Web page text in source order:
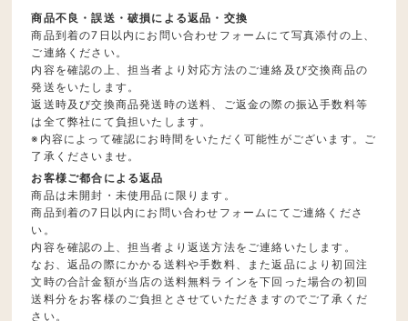
商品不良・誤送・破損による返品・交換
商品到着の7日以内にお問い合わせフォームにて写真添付の上、
ご連絡ください。
内容を確認の上、担当者より対応方法のご連絡及び交換商品の
発送をいたします。
返送時及び交換商品発送時の送料、ご返金の際の振込手数料等
は全て弊社にて負担いたします。
※内容によって確認にお時間をいただく可能性がございます。ご
了承くださいませ。
お客様ご都合による返品
商品は未開封・未使用品に限ります。
商品到着の7日以内にお問い合わせフォームにてご連絡くださ
い。
内容を確認の上、担当者より返送方法をご連絡いたします。
なお、返品の際にかかる送料や手数料、また返品により初回注
文時の合計金額が当店の送料無料ラインを下回った場合の初回
送料分をお客様のご負担とさせていただきますのでご了承くだ
さい。